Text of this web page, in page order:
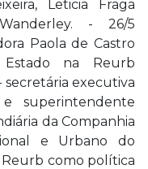
Leticia Fraga
- 26/5
Paola de Castro
na Reurb
secretária executiva
superintendente
da Companhia
e Urbano do
Reurb como política